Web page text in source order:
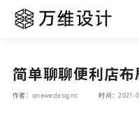
简单聊聊便利店布
作者：onewedesignc 时间：2021-